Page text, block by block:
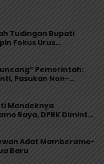
Tudingan Bupati
Fokus Urus
Pemerintah:
Pasukan Non-
Mandeknya
Raya, DPRK Diminta
Adat Mamberamo-
Baru